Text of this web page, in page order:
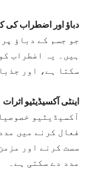
دباؤ اور اضطراب کی
جو جسم کے دباؤ
ہیں۔ یہ اضطراب
سکتا ہے، اور
اینٹی آکسیڈیٹیو اثرات
آکسیڈیٹیو
فعال کرنے میں
سست کرنے اور
مدد دے سکتی ہے۔